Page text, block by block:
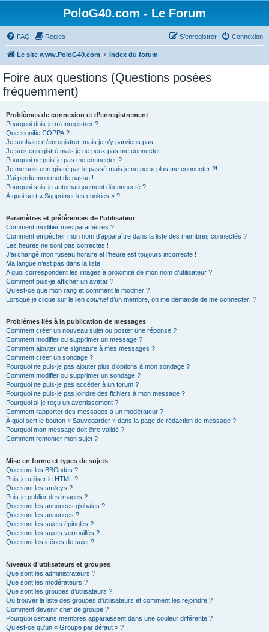
PoloG40.com - Le Forum
FAQ Règles Connexion
S’enregistrer
Le site www.PoloG40.com Index du forum
Foire aux questions (Questions posées
fréquemment)
Problèmes de connexion et d’enregistrement
Pourquoi dois-je m’enregistrer ?
Que signifie COPPA ?
Je souhaite m’enregistrer, mais je n’y parviens pas !
Je suis enregistré mais je ne peux pas me connecter !
Pourquoi ne puis-je pas me connecter ?
Je me suis enregistré par le passé mais je ne peux plus me connecter ?!
J’ai perdu mon mot de passe !
Pourquoi suis-je automatiquement déconnecté ?
À quoi sert « Supprimer les cookies » ?
Paramètres et préférences de l’utilisateur
Comment modifier mes paramètres ?
Comment empêcher mon nom d’apparaître dans la liste des membres connectés ?
Les heures ne sont pas correctes !
J’ai changé mon fuseau horaire et l’heure est toujours incorrecte !
Ma langue n’est pas dans la liste !
A quoi correspondent les images à proximité de mon nom d’utilisateur ?
Comment puis-je afficher un avatar ?
Qu’est-ce que mon rang et comment le modifier ?
Lorsque je clique sur le lien courrield’un membre, on me demande de me connecter !?
Problèmes liés à la publication de messages
Comment créer un nouveau sujet ou poster une réponse ?
Comment modifier ou supprimer un message ?
Comment ajouter une signature à mes messages ?
Comment créer un sondage ?
Pourquoi ne puis-je pas ajouter plus d’options à mon sondage ?
Comment modifier ou supprimer un sondage ?
Pourquoi ne puis-je pas accéder à un forum ?
Pourquoi ne puis-je pas joindre des fichiers à mon message ?
Pourquoi ai-je reçu un avertissement ?
Comment rapporter des messages à un modérateur ?
À quoi sert le bouton « Sauvegarder » dans la page de rédaction de message ?
Pourquoi mon message doit être validé ?
Comment remonter mon sujet ?
Mise en forme et types de sujets
Que sont les BBCodes ?
Puis-je utiliser le HTML ?
Que sont les smileys ?
Puis-je publier des images ?
Que sont les annonces globales ?
Que sont les annonces ?
Que sont les sujets épinglés ?
Que sont les sujets verrouillés ?
Que sont les icônes de sujet ?
Niveaux d’utilisateurs et groupes
Que sont les administrateurs ?
Que sont les modérateurs ?
Que sont les groupes d’utilisateurs ?
Où trouver la liste des groupes d’utilisateurs et comment les rejoindre ?
Comment devenir chef de groupe ?
Pourquoi certains membres apparaissent dans une couleur différente ?
Qu’est-ce qu’un « Groupe par défaut » ?